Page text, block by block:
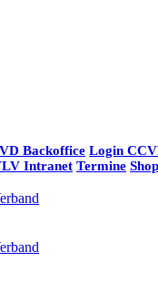
Backoffice Login
Intranet Termine Shop